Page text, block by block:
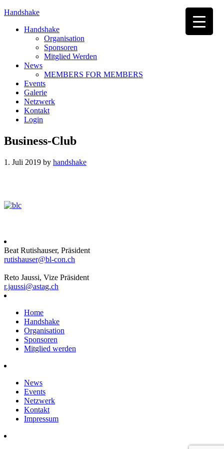
Handshake
Handshake
Organisation
Sponsoren
Mitglied Werden
News
MEMBERS FOR MEMBERS
Events
Galerie
Netzwerk
Kontakt
Login
Business-Club
1. Juli 2019 by handshake
Beat Rutishauser, Präsident
rutishauser@bl-con.ch
Reto Jaussi, Vize Präsident
r.jaussi@astag.ch
Home
Handshake
Organisation
Sponsoren
Mitglied werden
News
Events
Netzwerk
Kontakt
Impressum